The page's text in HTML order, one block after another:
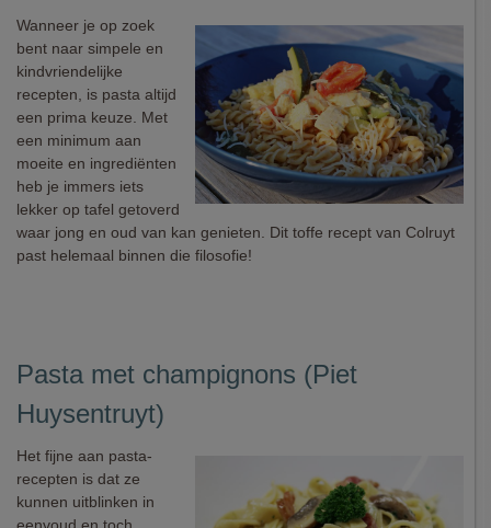
Wanneer je op zoek
bent naar simpele en
kindvriendelijke
recepten, is pasta altijd
een prima keuze. Met
een minimum aan
moeite en ingrediënten
heb je immers iets
lekker op tafel getoverd
waar jong en oud van kan genieten. Dit toffe recept van Colruyt
past helemaal binnen die filosofie!
Pasta met champignons (Piet
Huysentruyt)
Het fijne aan pasta-
recepten is dat ze
kunnen uitblinken in